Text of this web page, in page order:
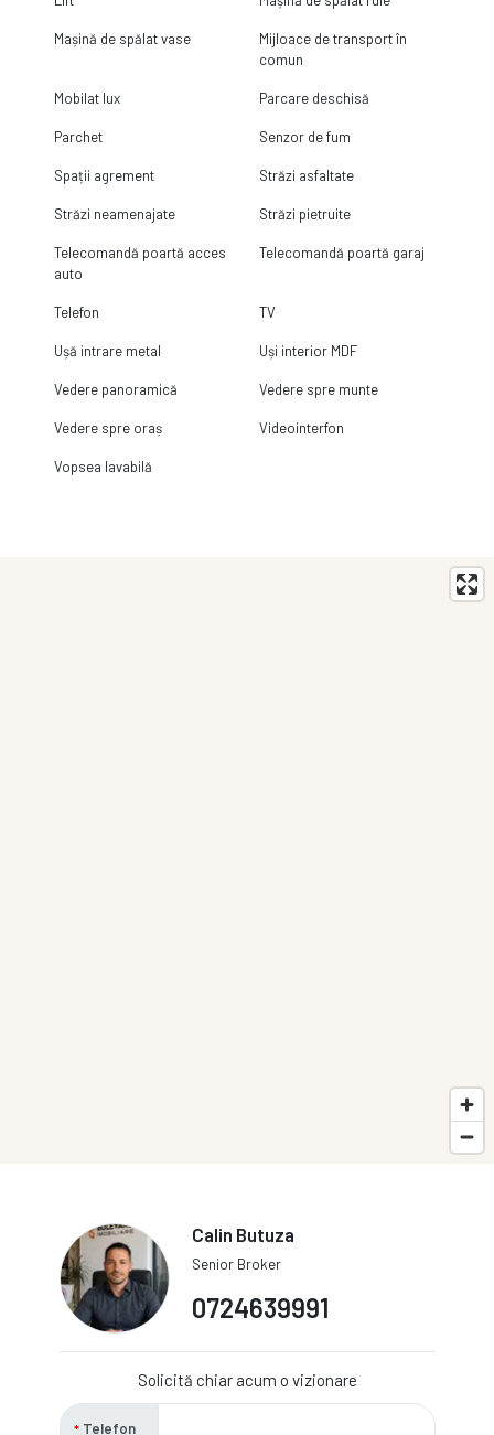
Mașină de spălat vase
Mijloace de transport în
comun
Mobilat lux Parcare deschisă
Parchet Senzor de fum
Spații agrement Străzi asfaltate
Străzi neamenajate Străzi pietruite
Telecomandă poartă acces
auto
Telecomandă poartă garaj
Telefon TV
Ușă intrare metal Uși interior MDF
Vedere panoramică Vedere spre munte
Vedere spre oraș Videointerfon
Vopsea lavabilă
Calin Butuza
Senior Broker
0724639991
Solicită chiar acum o vizionare
Telefon